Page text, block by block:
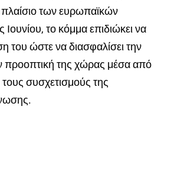
των ευρωπαϊκών
το κόμμα επιδιώκει να
του ώστε να διασφαλίσει την
προοπτική της χώρας μέσα από
τους συσχετισμούς της